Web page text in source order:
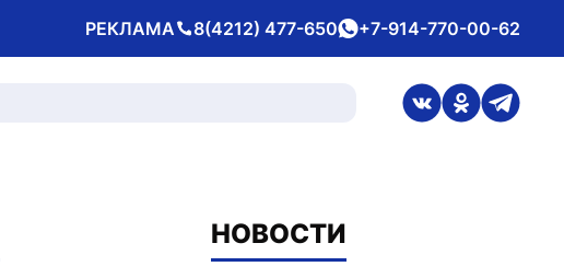
РЕКЛАМА
Телефон 8(4212) 477-650whatsApp
+7-914-770-00-62
ссылка на
ссылка на
НОВОСТИ